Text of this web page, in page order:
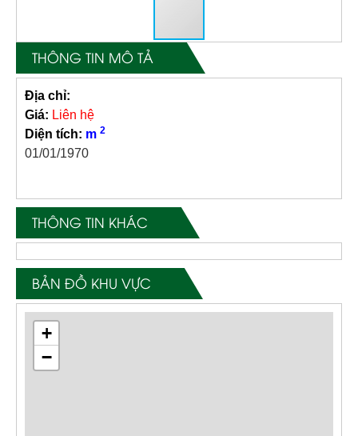
THÔNG TIN MÔ TẢ
Địa chỉ:
Giá: Liên hệ
Diện tích: m 2
01/01/1970
THÔNG TIN KHÁC
BẢN ĐỒ KHU VỰC
+
−